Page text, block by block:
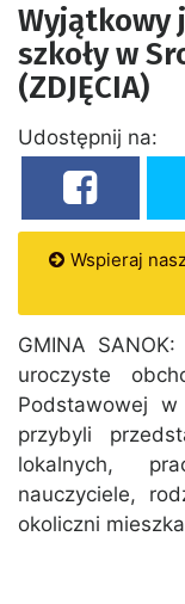
Wyjątkowy
szkoły w
(ZDJĘCIA)
Udostępnij na:
Wspieraj
GMINA
uroczyste
Podstawowej w
przybyli
lokalnych,
nauczyciele,
okoliczni